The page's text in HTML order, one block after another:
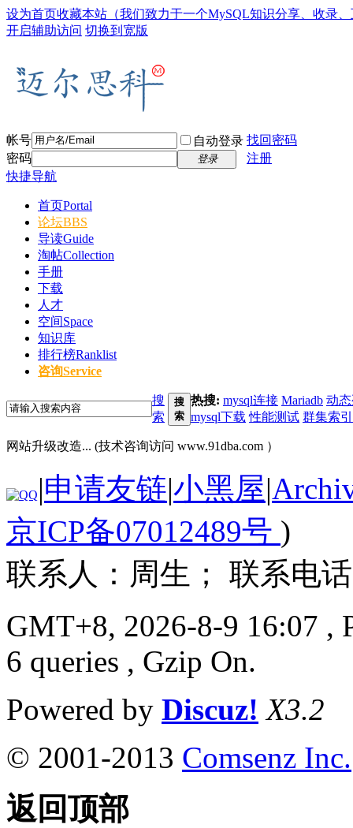
设为首页收藏本站 （我们致力于一个MySQL知识分享、收录
开启辅助访问 切换到宽版
帐号 自动登录 找回密码
密码
登录
注册
快捷导航
首页Portal
论坛BBS
导读Guide
淘帖Collection
手册
下载
人才
空间Space
知识库
排行榜Ranklist
咨询Service
搜
索
搜
索
热搜: mysql连接 Mariadb 动
mysql下载 性能测试 群集索引
网站升级改造... (技术咨询访问 www.91dba.com ）
|申请友链|小黑屋|
京ICP备07012489号 )
联系人：周生； 联系电
GMT+8, 2026-8-9 16:07 ,
6 queries , Gzip On.
Powered by Discuz! X3.2
© 2001-2013 Comsenz Inc.
返回顶部